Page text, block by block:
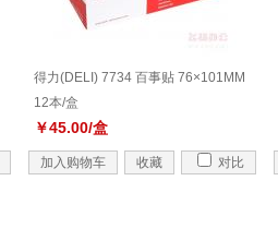
得力(DELI) 7734 百事贴 76×101MM
12本/盒
￥45.00/盒
加入购物车 收藏 对比